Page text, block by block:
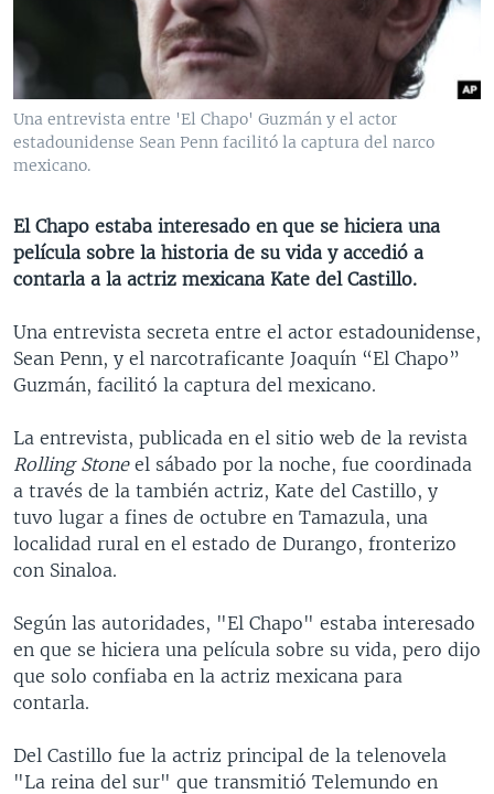
ENTRETENIMIENTO Y CULTURA
TECNOLOGÍA
DEPORTES
FOTOGRAFÍA
AUDIOS
PROGRAMAS TV
EL MUNDO AL DÍA
FORO INTERAMERICANO
LAS CLAVES
PANORAMA
RADIO
AVANCE INFORMATIVO
BUENOS DÍAS AMÉRICA
ESTADOS UNIDOS AL DÍA
FORO [RADIO]
DEPORTIVO INTERNACIONAL
ENTRETENIMIENTO
DIRECT
Learning English
Idiomas
Una entrevista entre 'El Chapo' Guzmán y el actor
estadounidense Sean Penn facilitó la captura del narco
mexicano.
El Chapo estaba interesado en que se hiciera una
película sobre la historia de su vida y accedió a
contarla a la actriz mexicana Kate del Castillo.
Una entrevista secreta entre el actor estadounidense,
Sean Penn, y el narcotraficante Joaquín “El Chapo”
Guzmán, facilitó la captura del mexicano.
La entrevista, publicada en el sitio web de la revista
Rolling Stoneel sábado por la noche, fue coordinada
a través de la también actriz, Kate del Castillo, y
tuvo lugar a fines de octubre en Tamazula, una
localidad rural en el estado de Durango, fronterizo
con Sinaloa.
Según las autoridades, "El Chapo" estaba interesado
en que se hiciera una película sobre su vida, pero dijo
que solo confiaba en la actriz mexicana para
contarla.
Del Castillo fue la actriz principal de la telenovela
"La reina del sur" que transmitió Telemundo en